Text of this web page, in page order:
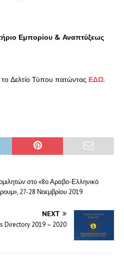
Εμπορίου & Αναπτύξεως
Δελτίο Τύπου πατώντας ΕΔΩ.
στο «8ο Αραβο-Ελληνικό
27-28 Νοεμβρίου 2019
NEXT
Directory 2019 – 2020